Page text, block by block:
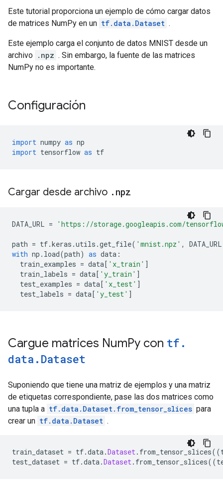
Este tutorial proporciona un ejemplo de cómo cargar datos
de matrices NumPy en un tf.data.Dataset .
Este ejemplo carga el conjunto de datos MNIST desde un
archivo .npz . Sin embargo, la fuente de las matrices
NumPy no es importante.
Configuración
import numpy as np
import tensorflow as tf
Cargar desde archivo . npz
DATA_URL = 'https://storage.googleapis.com/
path = tf.keras .utils .get_file( 'mnist.npz' , DATA_URL
with np . load(path) as data :
train_examples = data[ 'x_train' ]
train_labels = data[ 'y_train' ]
test_examples = data[ 'x_test' ]
test_labels = data[ 'y_test' ]
Cargue matrices NumPy con tf .
data . Dataset
Suponiendo que tiene una matriz de ejemplos y una matriz
de etiquetas correspondiente, pase las dos matrices como
una tupla a tf.data.Dataset.from_tensor_slices para
crear un tf.data.Dataset .
train_dataset = tf.data.Dataset. from_tensor_slices((
test_dataset = tf.data.Dataset. from_tensor_slices((